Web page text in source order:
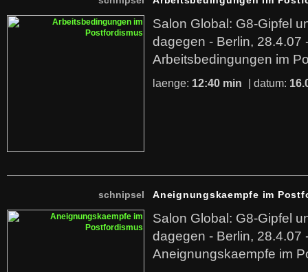
Salon Global: G8-Gipfel
dagegen - Berlin, 28.4.07
Arbeitsbedingungen im
laenge: 12:40 min | datum:
schnipsel Aneignungskaempfe im
Salon Global: G8-Gipfel
dagegen - Berlin, 28.4.07
Aneignungskaempfe im